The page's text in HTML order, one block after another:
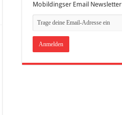
Mobildingser Email Newsletter